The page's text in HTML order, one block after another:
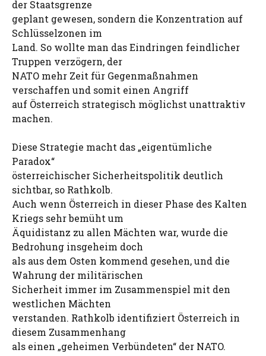
der Staatsgrenze
geplant gewesen, sondern die Konzentration auf
Schlüsselzonen im
Land. So wollte man das Eindringen feindlicher
Truppen verzögern, der
NATO mehr Zeit für Gegenmaßnahmen
verschaffen und somit einen Angriff
auf Österreich strategisch möglichst unattraktiv
machen.
Diese Strategie macht das „eigentümliche
Paradox“
österreichischer Sicherheitspolitik deutlich
sichtbar, so Rathkolb.
Auch wenn Österreich in dieser Phase des Kalten
Kriegs sehr bemüht um
Äquidistanz zu allen Mächten war, wurde die
Bedrohung insgeheim doch
als aus dem Osten kommend gesehen, und die
Wahrung der militärischen
Sicherheit immer im Zusammenspiel mit den
westlichen Mächten
verstanden. Rathkolb identifiziert Österreich in
diesem Zusammenhang
als einen „geheimen Verbündeten“ der NATO.